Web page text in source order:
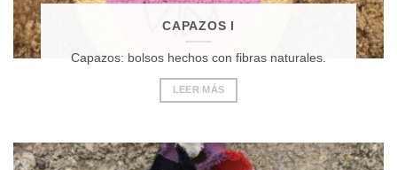
CAPAZOS I
Capazos: bolsos hechos con fibras naturales.
LEER MÁS